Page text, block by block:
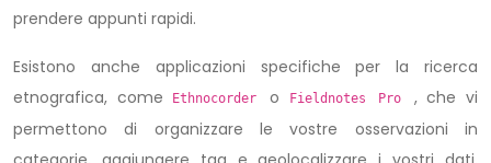
prendere appunti rapidi.
Esistono anche applicazioni specifiche per la ricerca
etnografica, come
Ethnocorder o Fieldnotes Pro , che vi
permettono di organizzare le vostre osservazioni in